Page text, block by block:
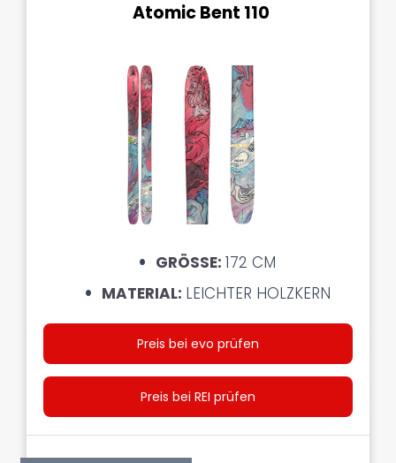
Atomic Bent 110
GRÖSSE: 172 CM
MATERIAL: LEICHTER HOLZKERN
Preis bei evo prüfen
Preis bei REI prüfen